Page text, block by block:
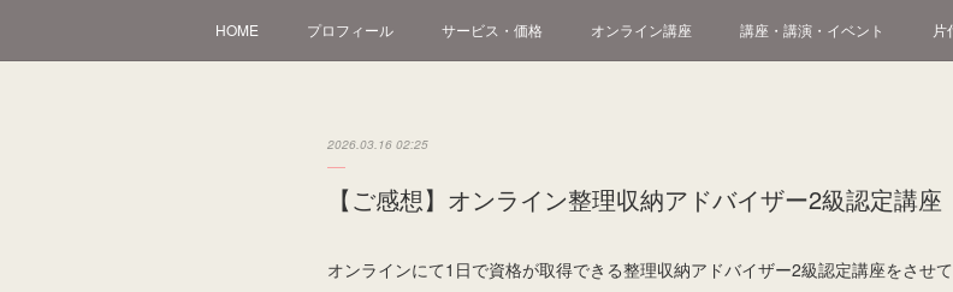
HOME プロフィール サービス・価格 オンライン講座 講座・講演・イベント 片
2026.03.16 02:25
【ご感想】オンライン整理収納アドバイザー2級認定講座
オンラインにて1日で資格が取得できる整理収納アドバイザー2級認定講座をさせ